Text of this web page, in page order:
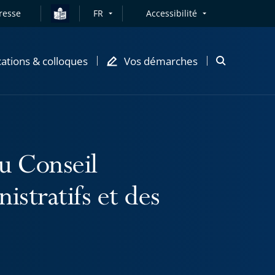
FR Accessibilité
& colloques Vos démarches
Ouvrir
Conseil
et des